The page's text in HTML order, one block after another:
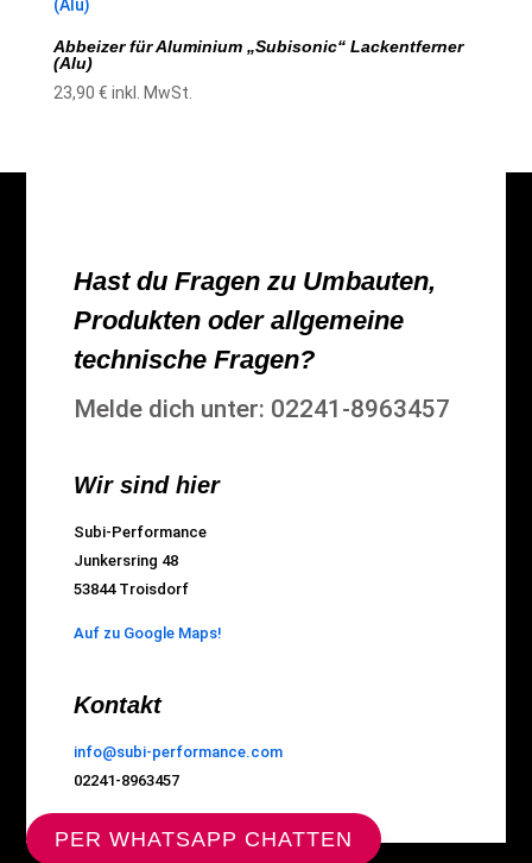
Abbeizer für Aluminium „Subisonic“ Lackentferner
(Alu)
23,90 € inkl. MwSt.
Hast du Fragen zu Umbauten,
Produkten oder allgemeine
technische Fragen?
Melde dich unter: 02241-8963457
Wir sind hier
Subi-Performance
Junkersring 48
53844 Troisdorf
Auf zu Google Maps!
Kontakt
info@subi-performance.com
02241-8963457
PER WHATSAPP CHATTEN